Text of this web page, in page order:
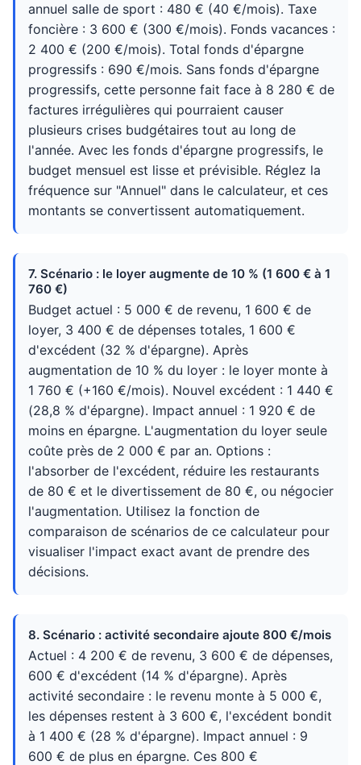
annuel salle de sport : 480 € (40 €/mois). Taxe
foncière : 3 600 € (300 €/mois). Fonds vacances :
2 400 € (200 €/mois). Total fonds d'épargne
progressifs : 690 €/mois. Sans fonds d'épargne
progressifs, cette personne fait face à 8 280 € de
factures irrégulières qui pourraient causer
plusieurs crises budgétaires tout au long de
l'année. Avec les fonds d'épargne progressifs, le
budget mensuel est lisse et prévisible. Réglez la
fréquence sur "Annuel" dans le calculateur, et ces
montants se convertissent automatiquement.
7. Scénario : le loyer augmente de 10 % (1 600 € à 1
760 €)
Budget actuel : 5 000 € de revenu, 1 600 € de
loyer, 3 400 € de dépenses totales, 1 600 €
d'excédent (32 % d'épargne). Après
augmentation de 10 % du loyer : le loyer monte à
1 760 € (+160 €/mois). Nouvel excédent : 1 440 €
(28,8 % d'épargne). Impact annuel : 1 920 € de
moins en épargne. L'augmentation du loyer seule
coûte près de 2 000 € par an. Options :
l'absorber de l'excédent, réduire les restaurants
de 80 € et le divertissement de 80 €, ou négocier
l'augmentation. Utilisez la fonction de
comparaison de scénarios de ce calculateur pour
visualiser l'impact exact avant de prendre des
décisions.
8. Scénario : activité secondaire ajoute 800 €/mois
Actuel : 4 200 € de revenu, 3 600 € de dépenses,
600 € d'excédent (14 % d'épargne). Après
activité secondaire : le revenu monte à 5 000 €,
les dépenses restent à 3 600 €, l'excédent bondit
à 1 400 € (28 % d'épargne). Impact annuel : 9
600 € de plus en épargne. Ces 800 €